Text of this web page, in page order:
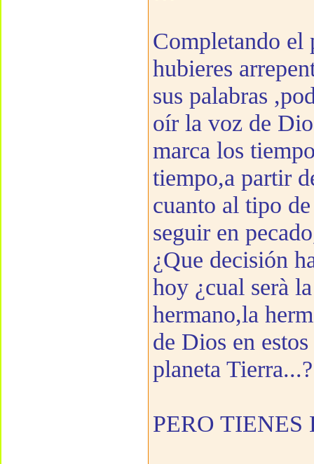
Completando el
hubieres
sus palabras
oír la voz de
marca los
tiempo,a partir
cuanto al tipo
seguir en
¿Que decisión
hoy ¿cual serà
hermano,la
de Dios en
planeta Tierra...?
PERO TIENES